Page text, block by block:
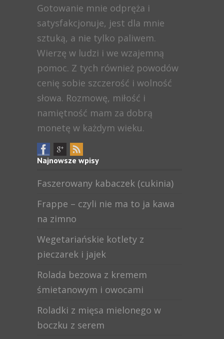
Gotowanie mnie odpręża i
satysfakcjonuje, jest dla mnie
sztuką, a nie tylko paliwem.
Wierzę w ludzi i we wzajemną
pomoc. Z tych również powodów
cenię sobie szczerość i wolność
słowa. Rozmowę, miłość i
namiętność mam za dobrą
monetę w każdym wieku.
Najnowsze wpisy
Faszerowany kabaczek (cukinia)
Frappe – czyli nie ma to ja kawa
na zimno
Wegetariańskie kotlety z
pieczarek i jajek
Rolada bezowa z kremem
śmietanowym i owocami
Roladki z mięsa mielonego w
boczku z serem